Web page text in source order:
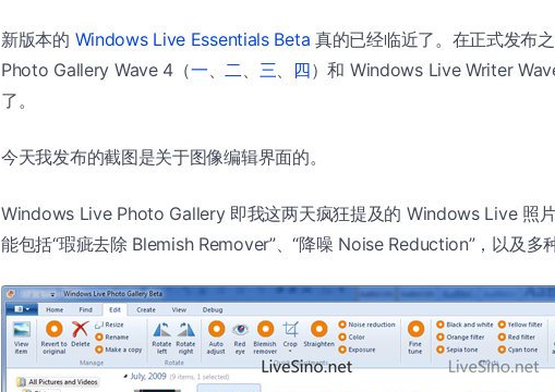
新版本的 Windows Live Essentials Beta 真的已经临近了。在正式发布
Photo Gallery Wave 4（一 二 三 四）和 Windows Live Writer
了。
今天我发布的截图是关于图像编辑界面的。
Windows Live Photo Gallery 即我这两天疯狂提及的 Windows Live 照
能包括“瑕疵去除 Blemish Remover”、“降噪 Noise Reduction”，以及多